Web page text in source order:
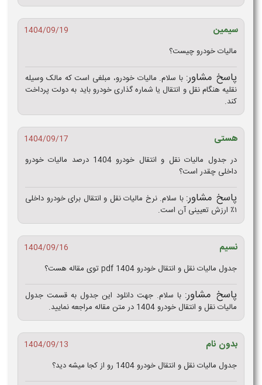
سیمین
1404/09/19
مالیات خودرو چیست؟
پاسخ مشاور: با سلام. مالیات خودرو، مبلغی است که مالک وسیله
نقلیه هنگام نقل و انتقال یا شماره گذاری خودرو باید به دولت پرداخت
کند.
هستی
1404/09/17
در جدول مالیات نقل و انتقال خودرو 1404 درصد مالیات خودرو
داخلی چقدر است؟
پاسخ مشاور: با سلام. نرخ مالیات نقل و انتقال برای خودرو داخلی
۱٪ ارزش تعیینی آن است.
نسیم
1404/09/16
جدول مالیات نقل و انتقال خودرو 1404 pdf توی مقاله هست؟
پاسخ مشاور: با سلام. جهت دانلود این جدول به قسمت جدول
مالیات نقل و انتقال خودرو 1404 در متن مقاله مراجعه نمایید.
بدون نام
1404/09/13
جدول مالیات نقل و انتقال خودرو 1404 رو از کجا میشه دید؟